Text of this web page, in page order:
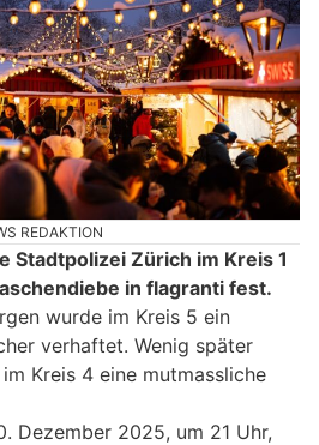
REDAKTION
Stadtpolizei Zürich im Kreis 1
in flagranti fest.
wurde im Kreis 5 ein
verhaftet. Wenig später
Kreis 4 eine mutmassliche
Dezember 2025, um 21 Uhr,